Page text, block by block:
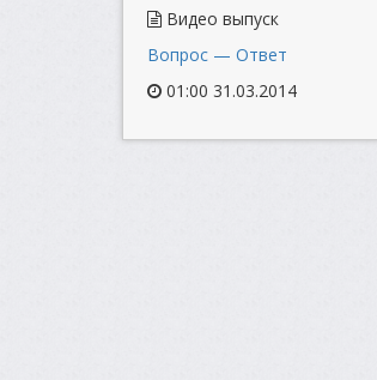
Видео выпуск
Вопрос — Ответ
01:00 31.03.2014